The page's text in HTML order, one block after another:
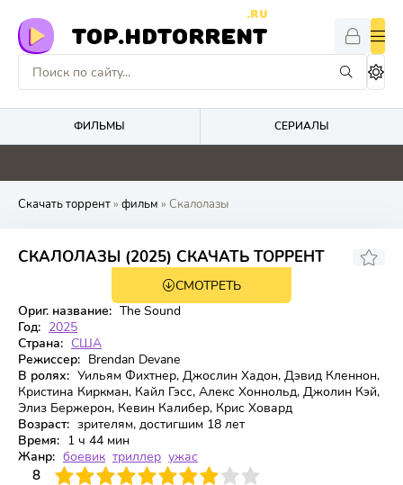
TOP.HDTORRENT
.RU
ФИЛЬМЫ СЕРИАЛЫ
0 0 5 0
Скачать торрент» фильм » Скалолазы
СКАЛОЛАЗЫ (2025) СКАЧАТЬ ТОРРЕНТ
3.6
СМОТРЕТЬ
Ориг. название: The Sound
Год: 2025
Страна: США
Режиссер: Brendan Devane
В ролях: Уильям Фихтнер, Джослин Хадон, Дэвид Кленнон,
Кристина Киркман, Кайл Гэсс, Алекс Хоннольд, Джолин Кэй,
Элиз Бержерон, Кевин Калибер, Крис Ховард
Возраст: зрителям, достигшим 18 лет
Время: 1 ч 44 мин
Жанр: боевик триллер ужас
8
4 6 7 8 9 10